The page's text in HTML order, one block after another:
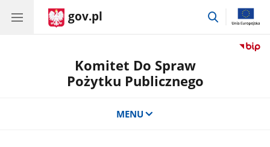
gov.pl
przejdź
Komitet Do Spraw
Pożytku Publicznego
MENU